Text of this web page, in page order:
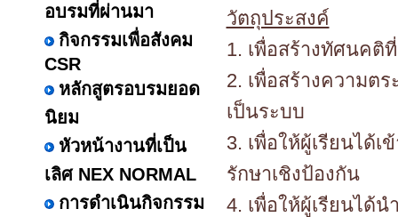
อบรมที่ผ่านมา
กิจกรรมเพื่อสังคม
CSR
หลักสูตรอบรมยอด
นิยม
หัวหน้างานที่เป็น
เลิศ NEX NORMAL
การดำเนินกิจกรรม
วัตถุประสงค์
1. เพื่อสร้างทัศนคติ
2. เพื่อสร้างความต
เป็นระบบ
3. เพื่อให้ผู้เรียนได้
รักษาเชิงป้องกัน
4. เพื่อให้ผู้เรียนได้